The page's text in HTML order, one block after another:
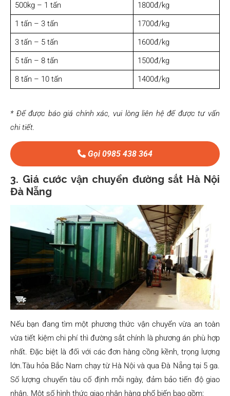
500kg – 1 tấn
1800đ/kg
1 tấn – 3 tấn
1700đ/kg
3 tấn – 5 tấn
1600đ/kg
5 tấn – 8 tấn
1500đ/kg
8 tấn – 10 tấn
1400đ/kg
* Để được báo giá chính xác, vui lòng liên hệ để được tư vấn
chi tiết.
Gọi 0985 438 364
3. Giá cước vận chuyển đường sắt Hà Nội
Đà Nẵng
Nếu bạn đang tìm một phương thức vận chuyển vừa an toàn
vừa tiết kiệm chi phí thì đường sắt chính là phương án phù hợp
nhất. Đặc biệt là đối với các đơn hàng cồng kềnh, trọng lượng
lớn.Tàu hỏa Bắc Nam chạy từ Hà Nội và qua Đà Nẵng tại 5 ga.
Số lượng chuyến tàu cố định mỗi ngày, đảm bảo tiến độ giao
nhận. Một số hình thức giao nhận hàng phổ biến bao gồm: